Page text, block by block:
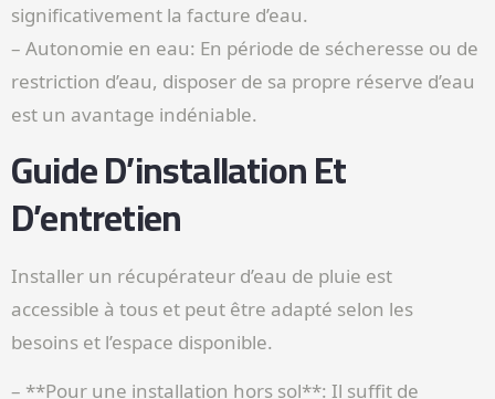
significativement la facture d’eau.
– Autonomie en eau: En période de sécheresse ou de
restriction d’eau, disposer de sa propre réserve d’eau
est un avantage indéniable.
Guide D’installation Et
D’entretien
Installer un récupérateur d’eau de pluie est
accessible à tous et peut être adapté selon les
besoins et l’espace disponible.
– **Pour une installation hors sol**: Il suffit de